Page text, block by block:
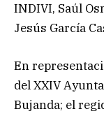
INDIVI, Saúl
Jesús García
En
del XXIV
Bujanda; el